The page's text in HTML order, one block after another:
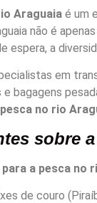
Araguaia é um
não é
espera, a
em
bagagens
pesca no rio
sobre
a pesca no
de couro